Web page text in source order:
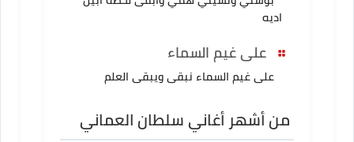
اديه
على غيم السماء
على غيم السماء نبقى ويبقى العلم
من أشهر أغاني سلطان العماني